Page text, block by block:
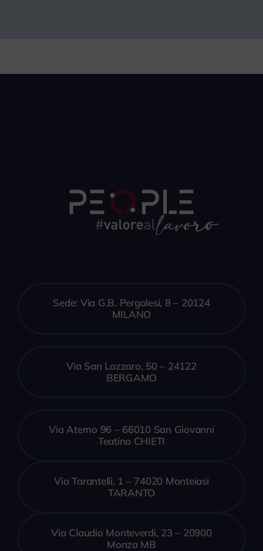
Sede: Via G.B. Pergolesi, 8 – 20124
MILANO
Via San Lazzaro, 50 – 24122
BERGAMO
Via Aterno 96 – 66010 San Giovanni
Teatino CHIETI
Via Tarantelli, 1 – 74020 Monteiasi
TARANTO
Via Claudio Monteverdi, 23 – 20900
Monza MB